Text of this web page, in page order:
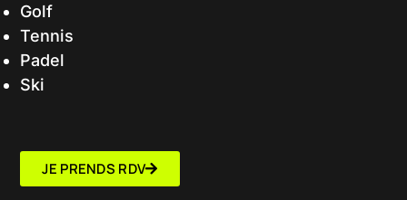
Golf
Tennis
Padel
Ski
JE PRENDS RDV